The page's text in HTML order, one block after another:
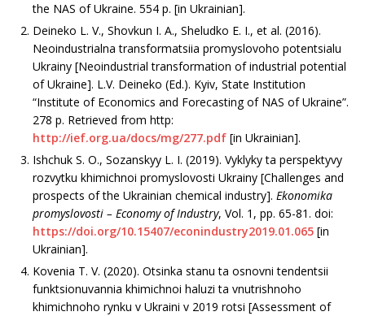
the NAS of Ukraine. 554 p. [in Ukrainian].
Deineko L. V., Shovkun I. A., Sheludko E. I., et al. (2016).
Neoindustrialna transformatsiia promyslovoho potentsialu
Ukrainy [Neoindustrial transformation of industrial potential
of Ukraine]. L.V. Deineko (Ed.). Kyiv, State Institution
“Institute of Economics and Forecasting of NAS of Ukraine”.
278 p. Retrieved from http:
http://ief.org.ua/docs/mg/277.pdf [in Ukrainian].
Ishchuk S. O., Sozanskyy L. I. (2019). Vyklyky ta perspektyvy
rozvytku khimichnoi promyslovosti Ukrainy [Challenges and
prospects of the Ukrainian chemical industry]. Ekonomika
promyslovosti – Economy of Industry, Vol. 1, pp. 65-81. doi:
https://doi.org/10.15407/econindustry2019.01.065 [in
Ukrainian].
Kovenia T. V. (2020). Otsinka stanu ta osnovni tendentsii
funktsionuvannia khimichnoi haluzi ta vnutrishnoho
khimichnoho rynku v Ukraini v 2019 rotsi [Assessment of